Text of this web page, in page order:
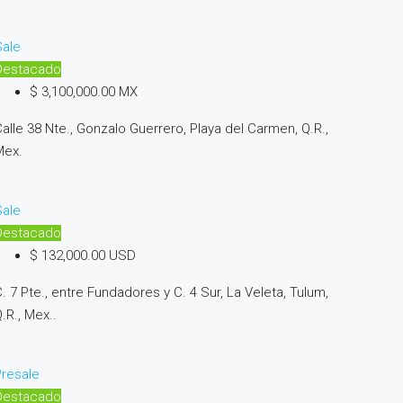
$ 3,100,000.00 MX
38 Nte., Gonzalo Guerrero, Playa del Carmen, Q.R.,
$ 132,000.00 USD
7 Pte., entre Fundadores y C. 4 Sur, La Veleta, Tulum,
Mex..